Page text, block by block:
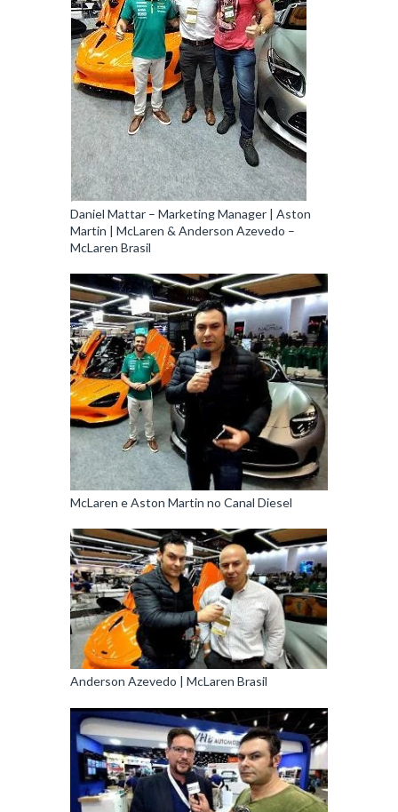
Daniel Mattar – Marketing Manager | Aston
Martin | McLaren & Anderson Azevedo –
McLaren Brasil
McLaren e Aston Martin no Canal Diesel
Anderson Azevedo | McLaren Brasil